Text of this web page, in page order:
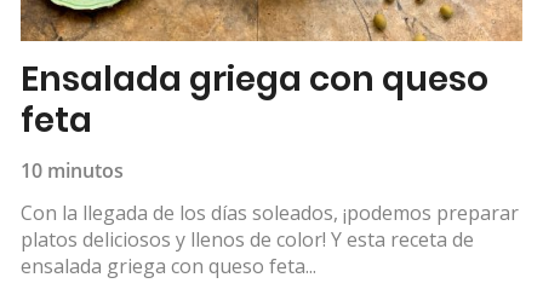
Ensalada griega con queso
feta
10 minutos
Con la llegada de los días soleados, ¡podemos preparar
platos deliciosos y llenos de color! Y esta receta de
ensalada griega con queso feta...